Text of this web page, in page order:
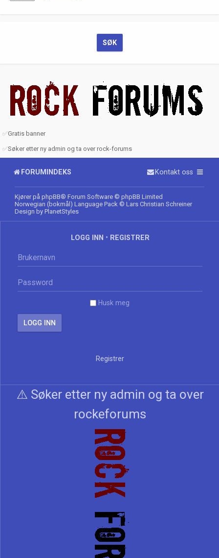
✅Gratis banner
✅Søker etter ny admin og ta over rock-forums
FORUMINDEKS Kontakt oss
Kjører på phpBB® Forum Software © phpBB Limited
Norwegian (bokmål) Language Pack © Lars Christian Schreiner
Design by PlanetStyles
LOGG INN • REGISTRER
Husk meg
Registrer
⚠️ Søker etter ny admin og ta over
rockeforums